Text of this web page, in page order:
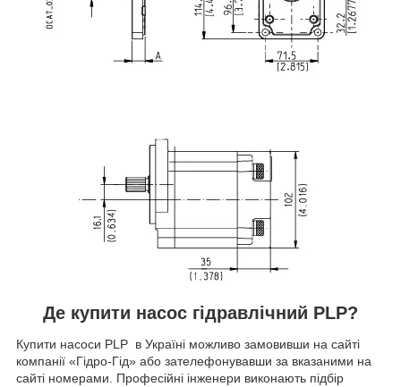
Де купити насос гідравлічний PLP?
Купити насоси PLP в Україні можливо замовивши на сайті
компанії «Гідро-Гід» або зателефонувавши за вказаними на
сайті номерами. Професійні інженери виконають підбір